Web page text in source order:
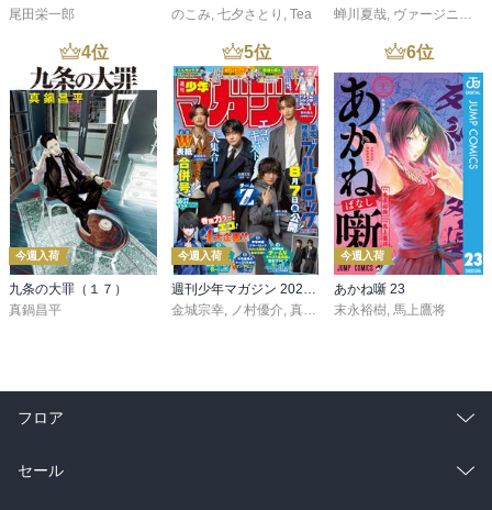
尾田栄一郎
のこみ, 七夕さとり , Tea
蝉川夏哉, ヴァージニア二等兵
4位
今週入荷
九条の大罪（１７）
真鍋昌平
5位
今週入荷
週刊少年マガジン 2026年36・37号[2026年8月5日発売]
金城宗幸, ノ村優介, 真島ヒロ ,宮島礼吏,新川直司
6位
今週入荷
あかね噺 23
末永裕樹, 馬上鷹将
フロア
総合
セール